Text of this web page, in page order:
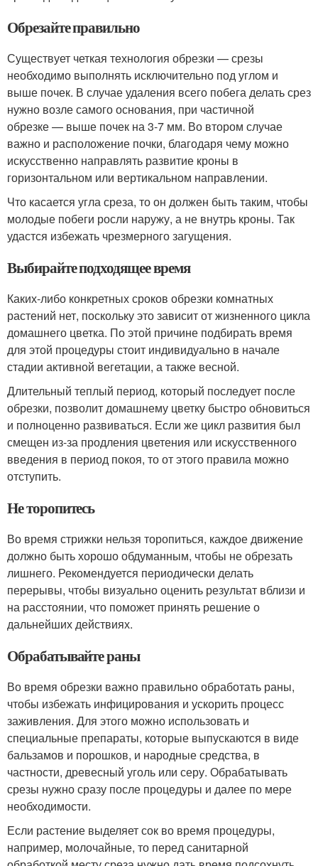
Обрезайте правильно
Существует четкая технология обрезки — срезы
необходимо выполнять исключительно под углом и
выше почек. В случае удаления всего побега делать срез
нужно возле самого основания, при частичной
обрезке — выше почек на 3-7 мм. Во втором случае
важно и расположение почки, благодаря чему можно
искусственно направлять развитие кроны в
горизонтальном или вертикальном направлении.
Что касается угла среза, то он должен быть таким, чтобы
молодые побеги росли наружу, а не внутрь кроны. Так
удастся избежать чрезмерного загущения.
Выбирайте подходящее время
Каких-либо конкретных сроков обрезки комнатных
растений нет, поскольку это зависит от жизненного цикла
домашнего цветка. По этой причине подбирать время
для этой процедуры стоит индивидуально в начале
стадии активной вегетации, а также весной.
Длительный теплый период, который последует после
обрезки, позволит домашнему цветку быстро обновиться
и полноценно развиваться. Если же цикл развития был
смещен из-за продления цветения или искусственного
введения в период покоя, то от этого правила можно
отступить.
Не торопитесь
Во время стрижки нельзя торопиться, каждое движение
должно быть хорошо обдуманным, чтобы не обрезать
лишнего. Рекомендуется периодически делать
перерывы, чтобы визуально оценить результат вблизи и
на расстоянии, что поможет принять решение о
дальнейших действиях.
Обрабатывайте раны
Во время обрезки важно правильно обработать раны,
чтобы избежать инфицирования и ускорить процесс
заживления. Для этого можно использовать и
специальные препараты, которые выпускаются в виде
бальзамов и порошков, и народные средства, в
частности, древесный уголь или серу. Обрабатывать
срезы нужно сразу после процедуры и далее по мере
необходимости.
Если растение выделяет сок во время процедуры,
например, молочайные, то перед санитарной